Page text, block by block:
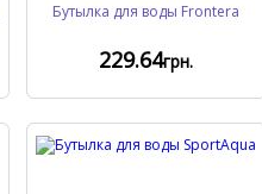
Бутылка для воды Frontera
229.64грн.